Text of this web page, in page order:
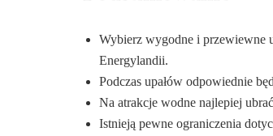
Wybierz wygodne i przewiewne
Energylandii.
Podczas upałów odpowiednie
Na atrakcje wodne najlepiej
Istnieją pewne ograniczenia